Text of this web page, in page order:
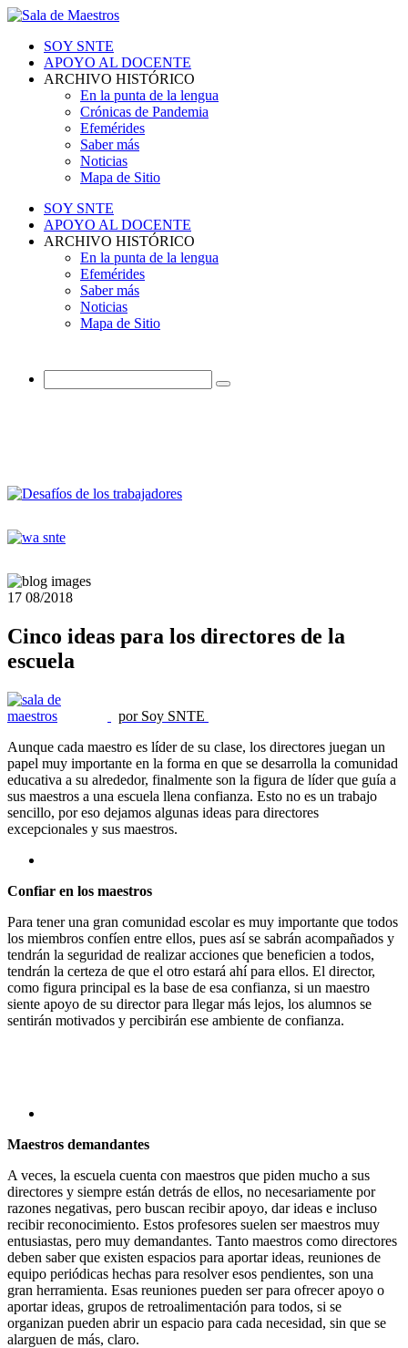
SOY SNTE
APOYO AL DOCENTE
ARCHIVO HISTÓRICO
En la punta de la lengua
Crónicas de Pandemia
Efemérides
Saber más
Noticias
Mapa de Sitio
SOY SNTE
APOYO AL DOCENTE
ARCHIVO HISTÓRICO
En la punta de la lengua
Efemérides
Saber más
Noticias
Mapa de Sitio
17 08/2018
Cinco ideas para los directores de la
escuela
por Soy SNTE
Aunque cada maestro es líder de su clase, los directores juegan un
papel muy importante en la forma en que se desarrolla la comunidad
educativa a su alrededor, finalmente son la figura de líder que guía a
sus maestros a una escuela llena confianza. Esto no es un trabajo
sencillo, por eso dejamos algunas ideas para directores
excepcionales y sus maestros.
Confiar en los maestros
Para tener una gran comunidad escolar es muy importante que todos
los miembros confíen entre ellos, pues así se sabrán acompañados y
tendrán la seguridad de realizar acciones que beneficien a todos,
tendrán la certeza de que el otro estará ahí para ellos. El director,
como figura principal es la base de esa confianza, si un maestro
siente apoyo de su director para llegar más lejos, los alumnos se
sentirán motivados y percibirán ese ambiente de confianza.
Maestros demandantes
A veces, la escuela cuenta con maestros que piden mucho a sus
directores y siempre están detrás de ellos, no necesariamente por
razones negativas, pero buscan recibir apoyo, dar ideas e incluso
recibir reconocimiento. Estos profesores suelen ser maestros muy
entusiastas, pero muy demandantes. Tanto maestros como directores
deben saber que existen espacios para aportar ideas, reuniones de
equipo periódicas hechas para resolver esos pendientes, son una
gran herramienta. Esas reuniones pueden ser para ofrecer apoyo o
aportar ideas, grupos de retroalimentación para todos, si se
organizan pueden abrir un espacio para cada necesidad, sin que se
alarguen de más, claro.